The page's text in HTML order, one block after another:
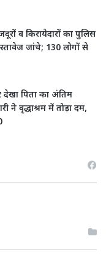
व किरायेदारों का पुलिस
जांचे; 130 लोगों से
देखा पिता का अंतिम
ने वृद्धाश्रम में तोड़ा दम,